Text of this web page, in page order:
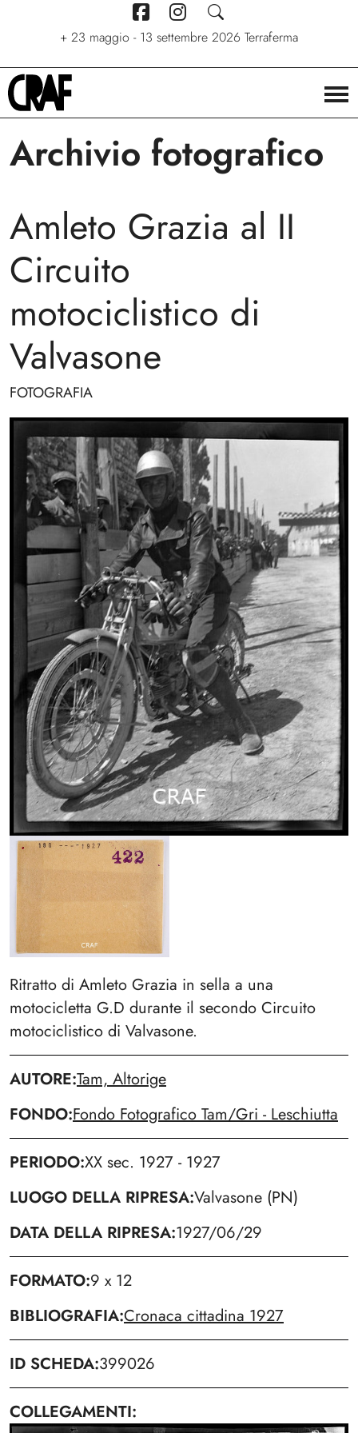
7 giugno - 6 settembre 2026 Stelle. Ritratti nel cinema di
+ 23 maggio - 13 settembre 2026 Terraferma
+ 24/04/2026 - 27/09/2026 Via per le strade
Archivio fotografico
Amleto Grazia al II
Circuito
motociclistico di
Valvasone
FOTOGRAFIA
Ritratto di Amleto Grazia in sella a una
motocicletta G.D durante il secondo Circuito
motociclistico di Valvasone.
AUTORE Tam, Altorige
FONDO Fondo Fotografico Tam/Gri - Leschiutta
PERIODO XX sec. 1927 - 1927
LUOGO DELLA RIPRESA Valvasone (PN)
DATA DELLA RIPRESA 1927/06/29
FORMATO 9 x 12
BIBLIOGRAFIA Cronaca cittadina 1927
ID SCHEDA 399026
COLLEGAMENTI